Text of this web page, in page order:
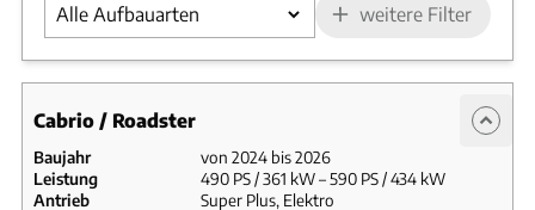
weitere Filter
Cabrio / Roadster
Baujahr
von 2024 bis 2026
Leistung
490 PS / 361 kW – 590 PS / 434 kW
Antrieb
Super Plus, Elektro